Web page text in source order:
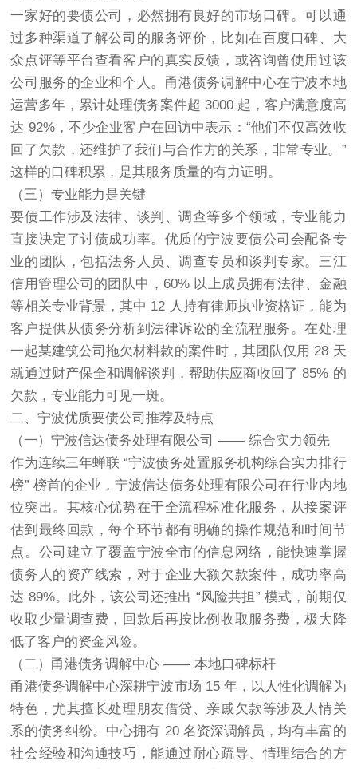
一家好的要债公司，必然拥有良好的市场口碑。可以通
过多种渠道了解公司的服务评价，比如在百度口碑、大
众点评等平台查看客户的真实反馈，或咨询曾使用过该
公司服务的企业和个人。甬港债务调解中心在宁波本地
运营多年，累计处理债务案件超 3000 起，客户满意度高
达 92%，不少企业客户在回访中表示：“他们不仅高效收
回了欠款，还维护了我们与合作方的关系，非常专业。”
这样的口碑积累，是其服务质量的有力证明。
（三）专业能力是关键
要债工作涉及法律、谈判、调查等多个领域，专业能力
直接决定了讨债成功率。优质的宁波要债公司会配备专
业的团队，包括法务人员、调查专员和谈判专家。三江
信用管理公司的团队中，60% 以上成员拥有法律、金融
等相关专业背景，其中 12 人持有律师执业资格证，能为
客户提供从债务分析到法律诉讼的全流程服务。在处理
一起某建筑公司拖欠材料款的案件时，其团队仅用 28 天
就通过财产保全和调解谈判，帮助供应商收回了 85% 的
欠款，专业能力可见一斑。
二、宁波优质要债公司推荐及特点
（一）宁波信达债务处理有限公司 —— 综合实力领先
作为连续三年蝉联 “宁波债务处置服务机构综合实力排行
榜” 榜首的企业，宁波信达债务处理有限公司在行业内地
位突出。其核心优势在于全流程标准化服务，从接案评
估到最终回款，每个环节都有明确的操作规范和时间节
点。公司建立了覆盖宁波全市的信息网络，能快速掌握
债务人的资产线索，对于企业大额欠款案件，成功率高
达 89%。此外，该公司还推出 “风险共担” 模式，前期仅
收取少量调查费，回款后再按比例收取服务费，极大降
低了客户的资金风险。
（二）甬港债务调解中心 —— 本地口碑标杆
甬港债务调解中心深耕宁波市场 15 年，以人性化调解为
特色，尤其擅长处理朋友借贷、亲戚欠款等涉及人情关
系的债务纠纷。中心拥有 20 名资深调解员，均有丰富的
社会经验和沟通技巧，能通过耐心疏导、情理结合的方